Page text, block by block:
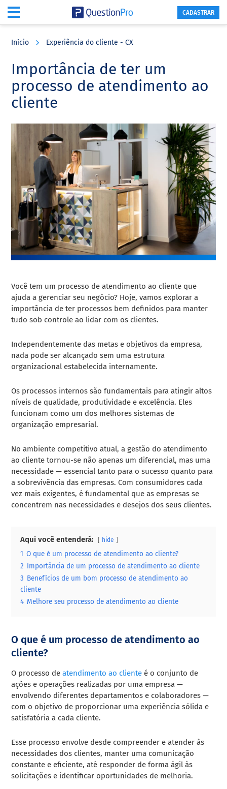
content
sidebar
CADASTRAR
Início Experiência do cliente - CX
Importância de ter um
processo de atendimento ao
cliente
Você tem um processo de atendimento ao cliente que
ajuda a gerenciar seu negócio? Hoje, vamos explorar a
importância de ter processos bem definidos para manter
tudo sob controle ao lidar com os clientes.
Independentemente das metas e objetivos da empresa,
nada pode ser alcançado sem uma estrutura
organizacional estabelecida internamente.
Os processos internos são fundamentais para atingir altos
níveis de qualidade, produtividade e excelência. Eles
funcionam como um dos melhores sistemas de
organização empresarial.
No ambiente competitivo atual, a gestão do atendimento
ao cliente tornou-se não apenas um diferencial, mas uma
necessidade — essencial tanto para o sucesso quanto para
a sobrevivência das empresas. Com consumidores cada
vez mais exigentes, é fundamental que as empresas se
concentrem nas necessidades e desejos dos seus clientes.
Aqui você entenderá: hide
1 O que é um processo de atendimento ao cliente?
2 Importância de um processo de atendimento ao cliente
3 Benefícios de um bom processo de atendimento ao
cliente
4 Melhore seu processo de atendimento ao cliente
O que é um processo de atendimento ao
cliente?
O processo de atendimento ao cliente é o conjunto de
ações e operações realizadas por uma empresa —
envolvendo diferentes departamentos e colaboradores —
com o objetivo de proporcionar uma experiência sólida e
satisfatória a cada cliente.
Esse processo envolve desde compreender e atender às
necessidades dos clientes, manter uma comunicação
constante e eficiente, até responder de forma ágil às
solicitações e identificar oportunidades de melhoria.